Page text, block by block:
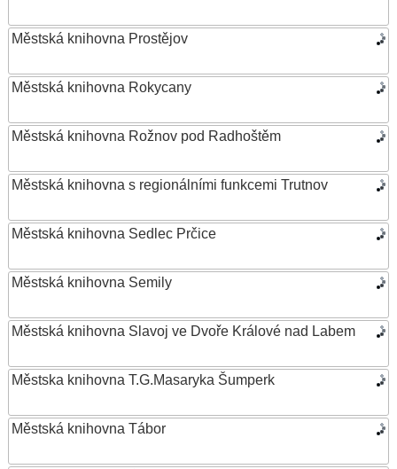
Městská knihovna Prostějov
Městská knihovna Rokycany
Městská knihovna Rožnov pod Radhoštěm
Městská knihovna s regionálními funkcemi Trutnov
Městská knihovna Sedlec Prčice
Městská knihovna Semily
Městská knihovna Slavoj ve Dvoře Králové nad Labem
Městska knihovna T.G.Masaryka Šumperk
Městská knihovna Tábor